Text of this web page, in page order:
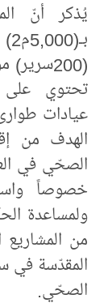
يُذكر أنّ
عيادات
الهدف من
الصحّي في
خصوصاً
ولمساعدة
من
المقدّسة في
الصحّي.